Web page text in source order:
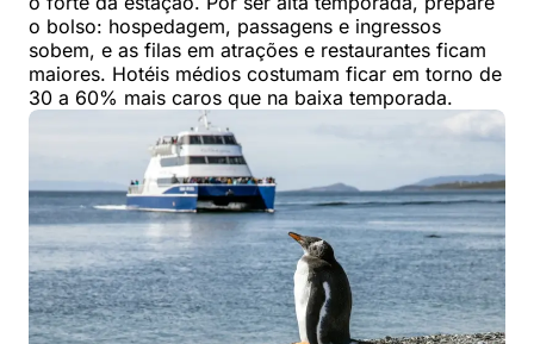
o bolso: hospedagem, passagens e ingressos
sobem, e as filas em atrações e restaurantes ficam
maiores. Hotéis médios costumam ficar em torno de
30 a 60% mais caros que na baixa temporada.